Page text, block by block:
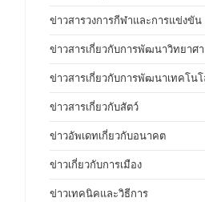
ข่าวสารวงการกีฬาและการแข่งขัน
ข่าวสารเกี่ยวกับการพัฒนาวิทยาศ
ข่าวสารเกี่ยวกับการพัฒนาเทคโน
ข่าวสารเกี่ยวกับสัตว์
ข่าวอัพเดทเกี่ยวกับอนาคต
ข่าวเกี่ยวกับการเมือง
ข่าวเทคนิคและวิธีการ